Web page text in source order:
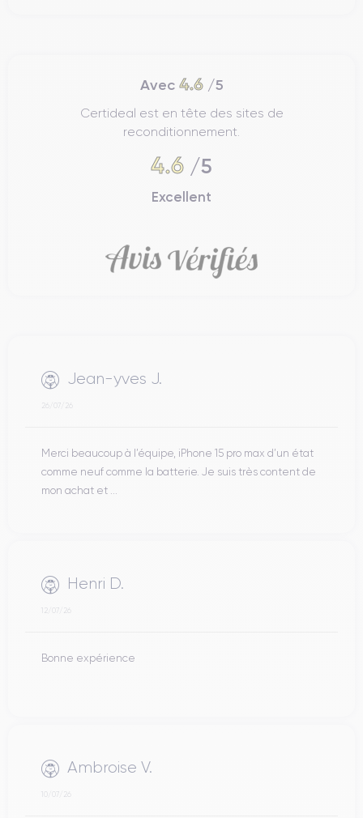
Avec 4.6/5
Certideal est en tête des sites de
reconditionnement.
4.6 /5
Excellent
Jean-yves J.
26/07/26
Merci beaucoup à l’équipe, iPhone 15 pro max d’un état
comme neuf comme la batterie. Je suis très content de
mon achat et ...
Henri D.
12/07/26
Bonne expérience
Ambroise V.
10/07/26